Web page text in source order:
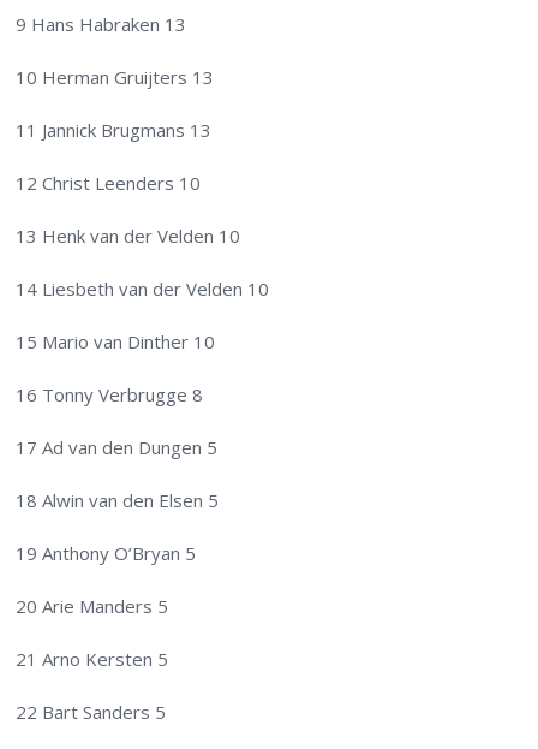
9 Hans Habraken 13
10 Herman Gruijters 13
11 Jannick Brugmans 13
12 Christ Leenders 10
13 Henk van der Velden 10
14 Liesbeth van der Velden 10
15 Mario van Dinther 10
16 Tonny Verbrugge 8
17 Ad van den Dungen 5
18 Alwin van den Elsen 5
19 Anthony O’Bryan 5
20 Arie Manders 5
21 Arno Kersten 5
22 Bart Sanders 5